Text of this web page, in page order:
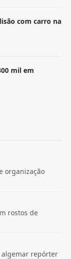
com carro na
mil em
organização
rostos de
algemar repórter